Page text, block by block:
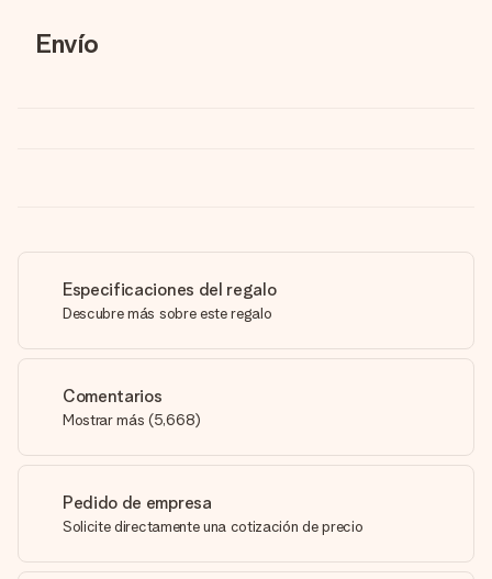
Envío
Especificaciones del regalo
Descubre más sobre este regalo
Comentarios
Mostrar más (5,668)
Pedido de empresa
Solicite directamente una cotización de precio